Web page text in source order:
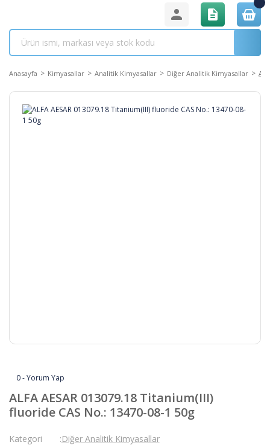
Anasayfa Kimyasallar Analitik Kimyasallar Diğer Analitik Kimyasallar
0 - Yorum Yap
ALFA AESAR 013079.18 Titanium(III)
fluoride CAS No.: 13470-08-1 50g
Kategori
Diğer Analitik Kimyasallar